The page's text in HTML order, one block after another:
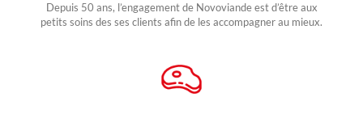
Depuis 50 ans, l’engagement de Novoviande est d’être aux
petits soins des ses clients afin de les accompagner au mieux.